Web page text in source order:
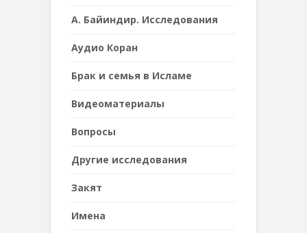
А. Байиндир. Исследования
Аудио Коран
Брак и семья в Исламе
Видеоматериалы
Вопросы
Другие исследования
Закят
Имена